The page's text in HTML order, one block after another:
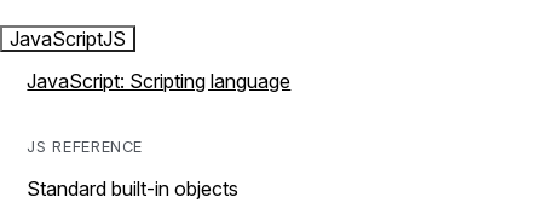
JavaScriptJS
JavaScript: Scripting language
JS REFERENCE
Standard built-in objects